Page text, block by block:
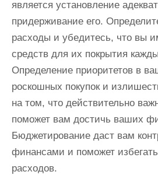
является установление
придерживание его.
расходы и убедитесь, что вы
средств для их покрытия
Определение приоритетов в
роскошных покупок и
на том, что действительно
поможет вам достичь ваших
Бюджетирование даст вам
финансами и поможет
расходов.